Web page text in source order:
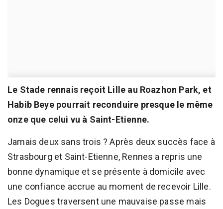
Le Stade rennais reçoit Lille au Roazhon Park, et
Habib Beye pourrait reconduire presque le même
onze que celui vu à Saint-Etienne.
Jamais deux sans trois ? Après deux succès face à
Strasbourg et Saint-Etienne, Rennes a repris une
bonne dynamique et se présente à domicile avec
une confiance accrue au moment de recevoir Lille.
Les Dogues traversent une mauvaise passe mais